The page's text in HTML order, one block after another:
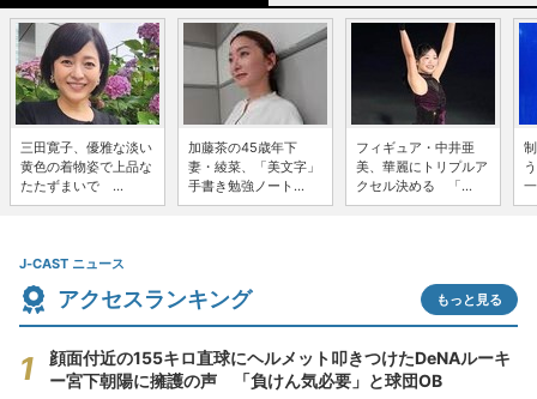
三田寛子、優雅な淡い
黄色の着物姿で上品な
たたずまいで ...
加藤茶の45歳年下
妻・綾菜、「美文字」
手書き勉強ノート...
フィギュア・中井亜
美、華麗にトリプルア
クセル決める 「...
J-CAST ニュース
アクセスランキング もっと見る
顔面付近の155キロ直球にヘルメット叩きつけたDeNAルーキ
ー宮下朝陽に擁護の声 「負けん気必要」と球団OB